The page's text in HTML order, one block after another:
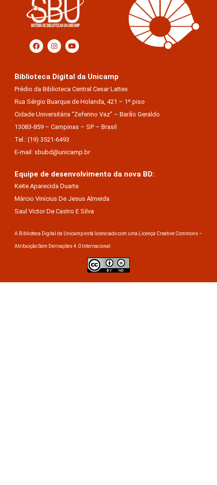
Biblioteca Digital da Unicamp
Prédio da Biblioteca Central Cesar Lattes
Rua Sérgio Buarque de Holanda, 421 – 1º piso
Cidade Universitária “Zeferino Vaz” – Barão Geraldo
13083-859 – Campinas – SP – Brasil
Tel.: (19) 3521-6493
E-mail: sbubd@unicamp.br
Equipe de desenvolvimento da nova BD:
Keite Aparecida Duarte
Márcio Vinícius De Jesus Almeida
Saul Victor De Castro E Silva
A Biblioteca Digital da Unicamp está licenciado com uma Licença Creative Commons –
Atribuição Sem Derivações 4.0 Internacional